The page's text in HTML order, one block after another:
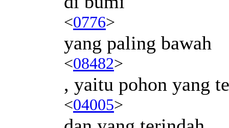
<0776>
yang paling bawah
<08482>
, yaitu pohon yang
<04005>